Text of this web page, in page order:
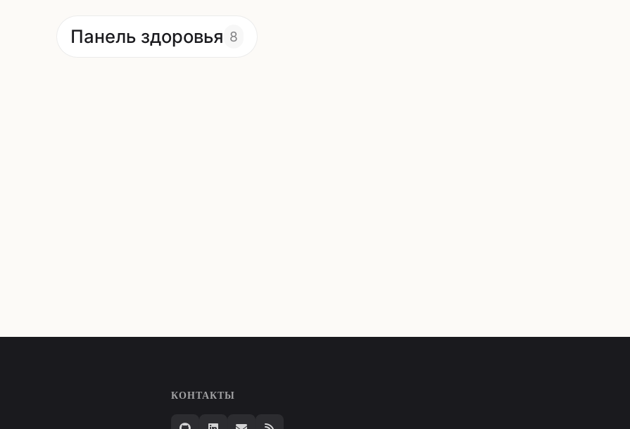
Панель здоровья 8
КОНТАКТЫ